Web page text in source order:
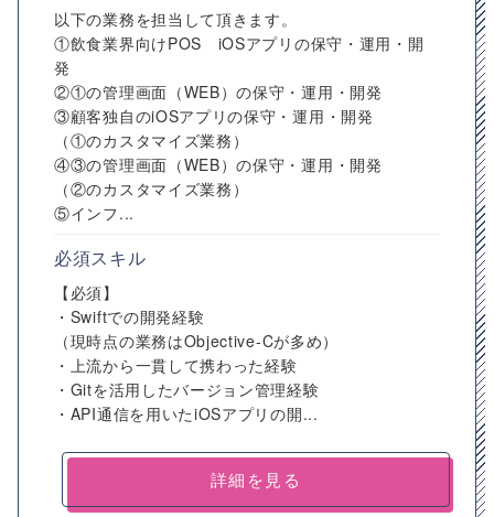
以下の業務を担当して頂きます。
①飲食業界向けPOS iOSアプリの保守・運用・開
発
②①の管理画面（WEB）の保守・運用・開発
③顧客独自のiOSアプリの保守・運用・開発
（①のカスタマイズ業務）
④③の管理画面（WEB）の保守・運用・開発
（②のカスタマイズ業務）
⑤インフ...
必須スキル
【必須】
・Swiftでの開発経験
（現時点の業務はObjective-Cが多め）
・上流から一貫して携わった経験
・Gitを活用したバージョン管理経験
・API通信を用いたiOSアプリの開...
詳細を見る